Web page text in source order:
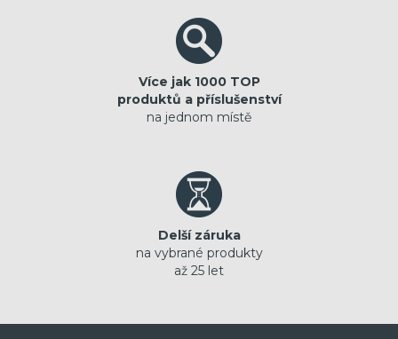
Více jak 1000 TOP
produktů a příslušenství
na jednom místě
Delší záruka
na vybrané produkty
až 25 let